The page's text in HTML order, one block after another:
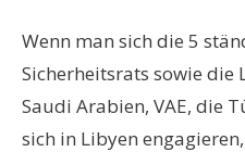
Wenn man sich die 5
Sicherheitsrats sowie die
Saudi Arabien, VAE, die
sich in Libyen